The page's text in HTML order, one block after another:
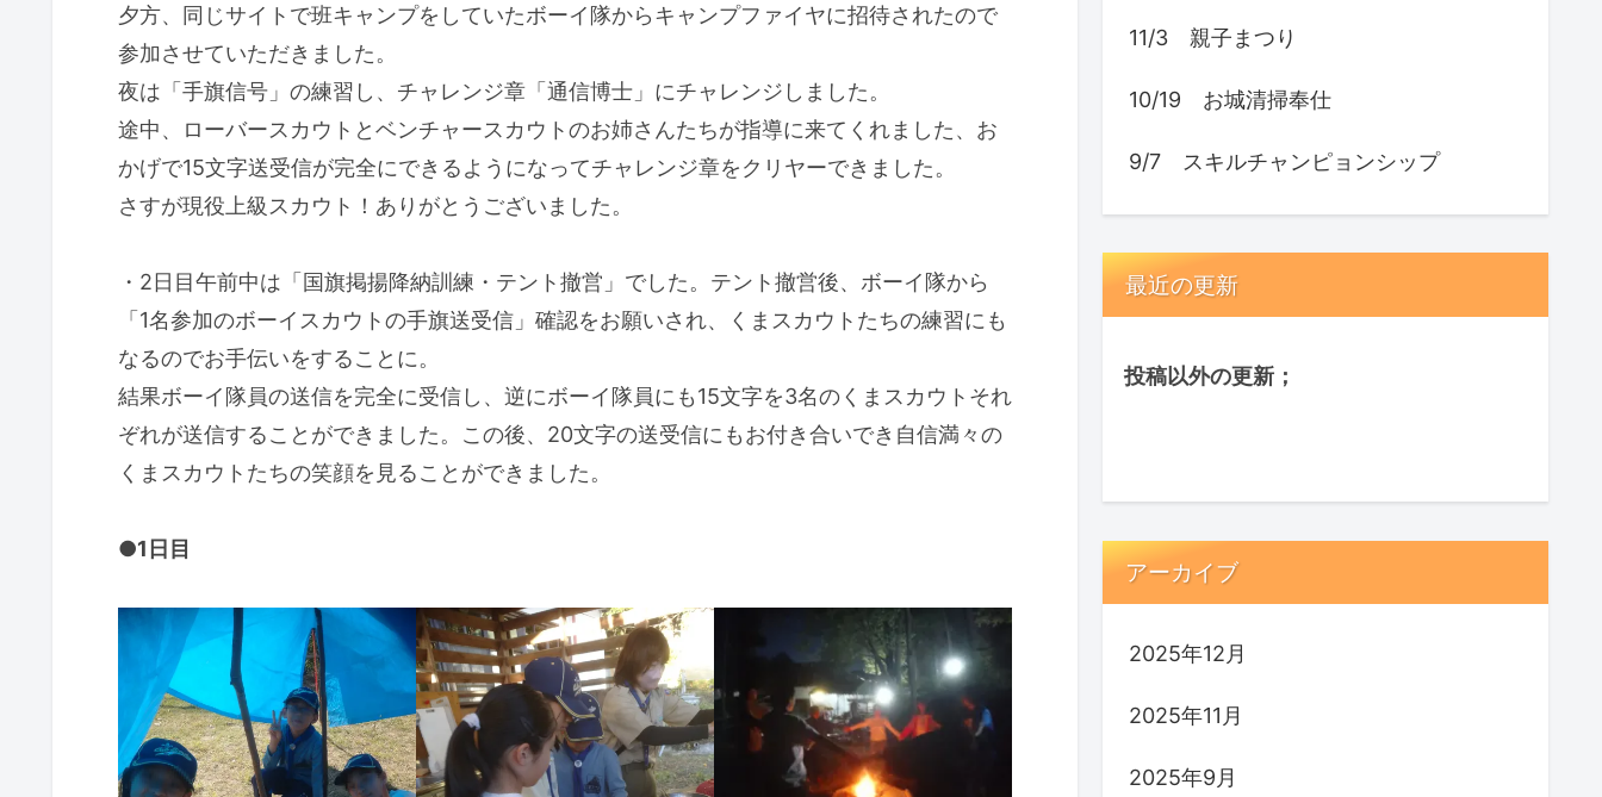
夕方、同じサイトで班キャンプをしていたボーイ隊からキャンプファイヤに招待されたので
参加させていただきました。
夜は「手旗信号」の練習し、チャレンジ章「通信博士」にチャレンジしました。
途中、ローバースカウトとベンチャースカウトのお姉さんたちが指導に来てくれました、お
かげで15文字送受信が完全にできるようになってチャレンジ章をクリヤーできました。
さすが現役上級スカウト！ありがとうございました。
・2日目午前中は「国旗掲揚降納訓練・テント撤営」でした。テント撤営後、ボーイ隊から
「1名参加のボーイスカウトの手旗送受信」確認をお願いされ、くまスカウトたちの練習にも
なるのでお手伝いをすることに。
結果ボーイ隊員の送信を完全に受信し、逆にボーイ隊員にも15文字を3名のくまスカウトそれ
ぞれが送信することができました。この後、20文字の送受信にもお付き合いでき自信満々の
くまスカウトたちの笑顔を見ることができました。
●1日目
11/3 親子まつり
10/19 お城清掃奉仕
9/7 スキルチャンピョンシップ
最近の更新
投稿以外の更新；
アーカイブ
2025年12月
2025年11月
2025年9月